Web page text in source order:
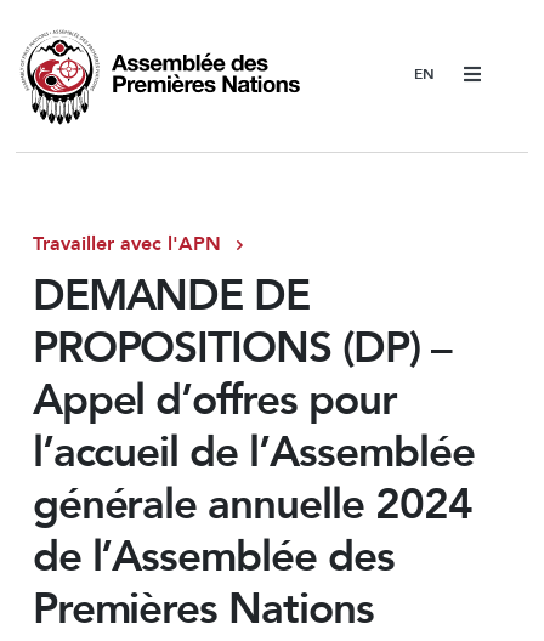
Menu
Travailler avec l'APN
DEMANDE DE
PROPOSITIONS (DP) –
Appel d’offres pour
l’accueil de l’Assemblée
générale annuelle 2024
de l’Assemblée des
Premières Nations